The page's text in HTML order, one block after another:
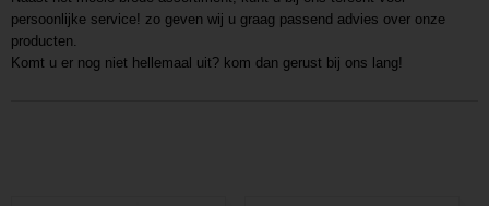
persoonlijke service! zo geven wij u graag passend advies over onze
producten.
Komt u er nog niet hellemaal uit? kom dan gerust bij ons lang!